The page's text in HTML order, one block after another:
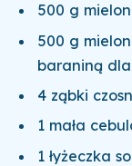
500 g
500 g
baraniną
4 ząbki
1 mała
1 łyżeczka